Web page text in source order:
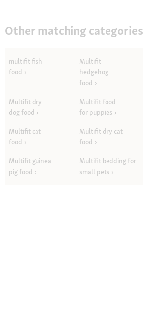
Other matching categories
multifit fish
food
Multifit
hedgehog
food
Multifit dry
dog food
Multifit food
for puppies
Multifit cat
food
Multifit dry cat
food
Multifit guinea
pig food
Multifit bedding for
small pets